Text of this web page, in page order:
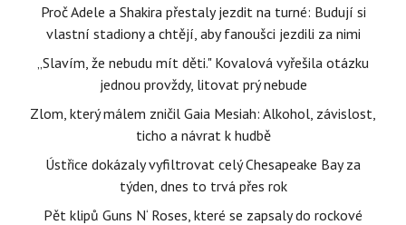
Proč Adele a Shakira přestaly jezdit na turné: Budují si
vlastní stadiony a chtějí, aby fanoušci jezdili za nimi
„Slavím, že nebudu mít děti." Kovalová vyřešila otázku
jednou provždy, litovat prý nebude
Zlom, který málem zničil Gaia Mesiah: Alkohol, závislost,
ticho a návrat k hudbě
Ústřice dokázaly vyfiltrovat celý Chesapeake Bay za
týden, dnes to trvá přes rok
Pět klipů Guns N‘ Roses, které se zapsaly do rockové